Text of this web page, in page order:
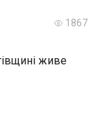
1867
живе